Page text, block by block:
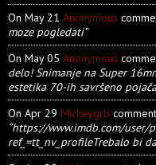
On May 21 Anonymous
moze pogledati”
On May 05 Anonymous
delo! Snimanje na Super
estetika 70-ih savršeno
On Apr 29 Mickeygrb
“https://www.imdb.com/user/
ref_=tt_nv_profileTrebalo bi